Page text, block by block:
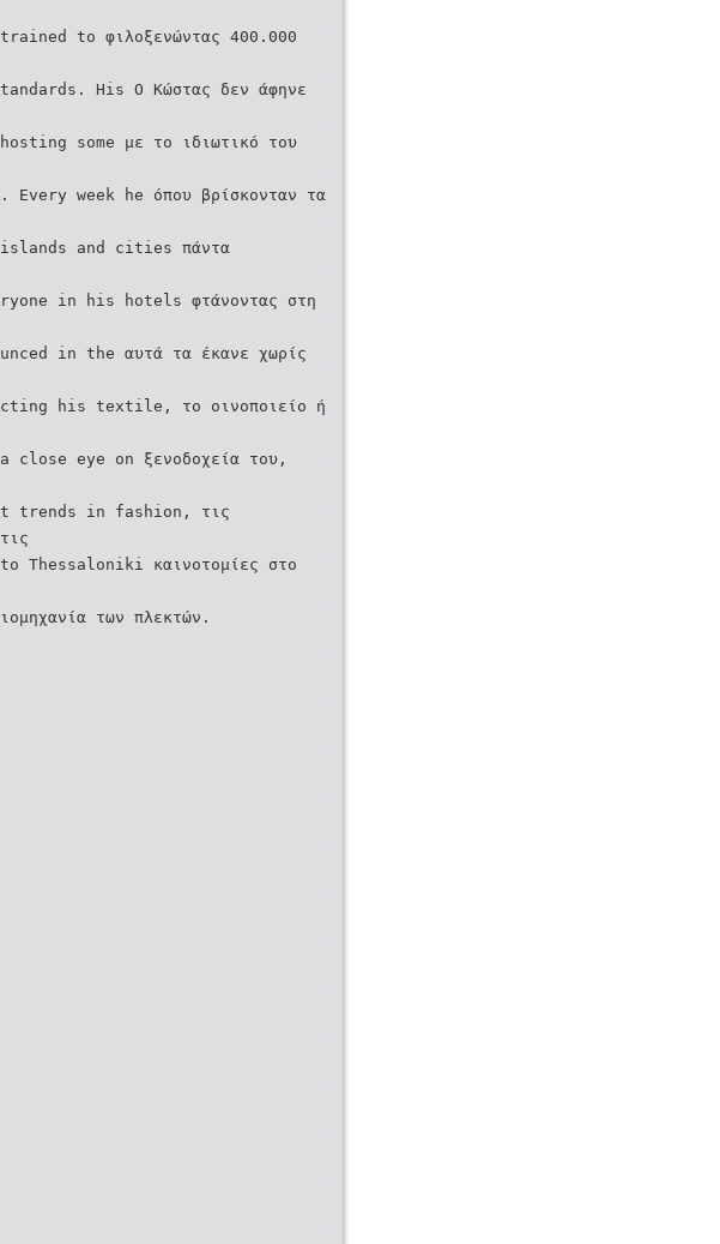
to φιλοξενώντας 400.000
His Ο Κώστας δεν άφηνε
some με το ιδιωτικό του
week he όπου βρίσκονταν τα
and cities πάντα
in his hotels φτάνοντας στη
in the αυτά τα έκανε χωρίς
his textile, το οινοποιείο ή
eye on ξενοδοχεία του,
trends in fashion, τις
καινοτομίες στο
των πλεκτών.